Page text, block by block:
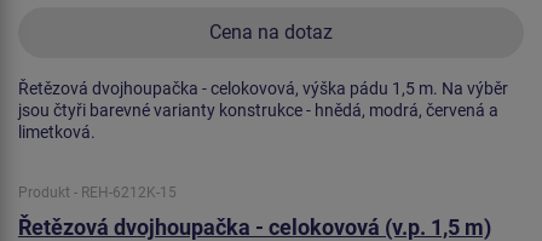
Cena na dotaz
Řetězová dvojhoupačka - celokovová, výška pádu 1,5 m. Na výběr
jsou čtyři barevné varianty konstrukce - hnědá, modrá, červená a
limetková.
Produkt - REH-6212K-15
Řetězová dvojhoupačka - celokovová (v.p. 1,5 m)